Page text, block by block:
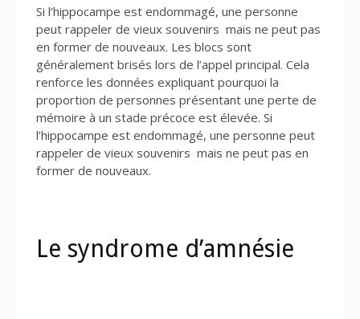
Si l’hippocampe est endommagé, une personne
peut rappeler de vieux souvenirs mais ne peut pas
en former de nouveaux. Les blocs sont
généralement brisés lors de l’appel principal. Cela
renforce les données expliquant pourquoi la
proportion de personnes présentant une perte de
mémoire à un stade précoce est élevée. Si
l’hippocampe est endommagé, une personne peut
rappeler de vieux souvenirs mais ne peut pas en
former de nouveaux.
Le syndrome d’amnésie